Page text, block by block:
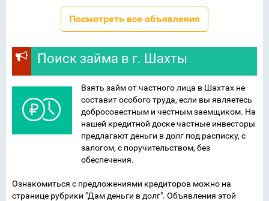
Посмотреть все объявления
Поиск займа в г. Шахты
Взять займ от частного лица в Шахтах не
составит особого труда, если вы являетесь
добросовестным и честным заемщиком. На
нашей кредитной доске частные инвесторы
предлагают деньги в долг под расписку, с
залогом, с поручительством, без
обеспечения.
Ознакомиться с предложениями кредиторов можно на
странице рубрики "Дам деньги в долг". Объявления этой